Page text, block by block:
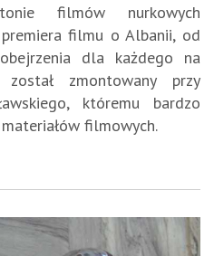
filmów nurkowych
filmu o Albanii, od
dla każdego na
zmontowany przy
któremu bardzo
filmowych.